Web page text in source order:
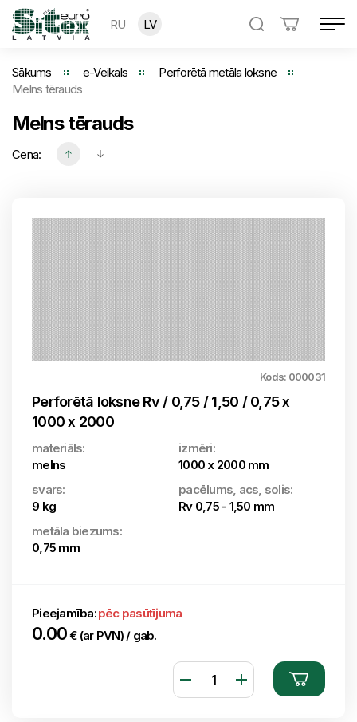
RU LV
Sākums e-Veikals
Perforētā metāla loksne
Melns tērauds
Melns tērauds
Cena:
Kods: 000031
Perforētā loksne Rv / 0,75 / 1,50 / 0,75 x
1000 x 2000
materiāls:
melns
izmēri:
1000 x 2000 mm
svars:
9 kg
pacēlums, acs, solis:
Rv 0,75 - 1,50 mm
metāla biezums:
0,75 mm
Pieejamība:pēc pasūtījuma
0.00€ (ar PVN) / gab.